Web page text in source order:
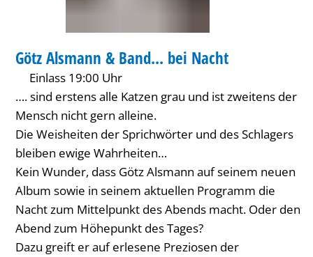
KATEGORIE: KONZERT
Götz Alsmann & Band... bei Nacht
Einlass 19:00 Uhr
…. sind erstens alle Katzen grau und ist zweitens der
Mensch nicht gern alleine.
Die Weisheiten der Sprichwörter und des Schlagers
bleiben ewige Wahrheiten…
Kein Wunder, dass Götz Alsmann auf seinem neuen
Album sowie in seinem aktuellen Programm die
Nacht zum Mittelpunkt des Abends macht. Oder den
Abend zum Höhepunkt des Tages?
Dazu greift er auf erlesene Preziosen der